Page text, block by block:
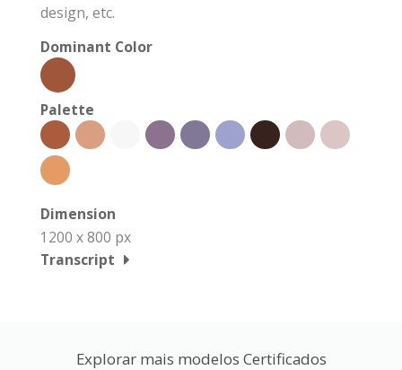
design, etc.
Dominant Color
Palette
Dimension
1200 x 800 px
Transcript
Explorar mais modelos Certificados